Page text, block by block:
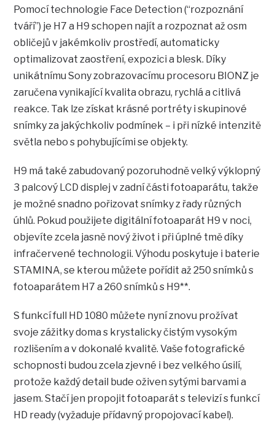
Pomocí technologie Face Detection (“rozpoznání
tváří”) je H7 a H9 schopen najít a rozpoznat až osm
obličejů v jakémkoliv prostředí, automaticky
optimalizovat zaostření, expozici a blesk. Díky
unikátnímu Sony zobrazovacímu procesoru BIONZ je
zaručena vynikající kvalita obrazu, rychlá a citlivá
reakce. Tak lze získat krásné portréty i skupinové
snímky za jakýchkoliv podmínek – i při nízké intenzitě
světla nebo s pohybujícími se objekty.
H9 má také zabudovaný pozoruhodně velký výklopný
3 palcový LCD displej v zadní části fotoaparátu, takže
je možné snadno pořizovat snímky z řady různých
úhlů. Pokud použijete digitální fotoaparát H9 v noci,
objevíte zcela jasně nový život i při úplné tmě díky
infračervené technologii. Výhodu poskytuje i baterie
STAMINA, se kterou můžete pořídit až 250 snímků s
fotoaparátem H7 a 260 snímků s H9**.
S funkcí full HD 1080 můžete nyní znovu prožívat
svoje zážitky doma s krystalicky čistým vysokým
rozlišením a v dokonalé kvalitě. Vaše fotografické
schopnosti budou zcela zjevné i bez velkého úsilí,
protože každý detail bude oživen sytými barvami a
jasem. Stačí jen propojit fotoaparát s televizí s funkcí
HD ready (vyžaduje přídavný propojovací kabel).